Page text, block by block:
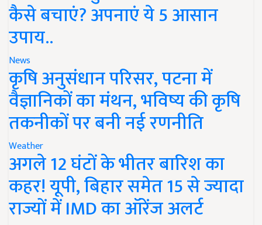
कैसे बचाएं? अपनाएं ये 5 आसान
उपाय..
News
कृषि अनुसंधान परिसर, पटना में
वैज्ञानिकों का मंथन, भविष्य की कृषि
तकनीकों पर बनी नई रणनीति
Weather
अगले 12 घंटों के भीतर बारिश का
कहर! यूपी, बिहार समेत 15 से ज्यादा
राज्यों में IMD का ऑरेंज अलर्ट